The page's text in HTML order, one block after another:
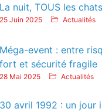
La nuit, TOUS les
25 Juin 2025 Actualités
Méga-event : entre
fort et sécurité fragile
28 Mai 2025 Actualités
30 avril 1992 : un jour